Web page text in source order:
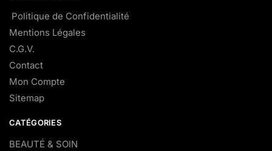
Politique de Confidentialité
Mentions Légales
C.G.V.
Contact
Mon Compte
Sitemap
CATÉGORIES
BEAUTÉ & SOIN